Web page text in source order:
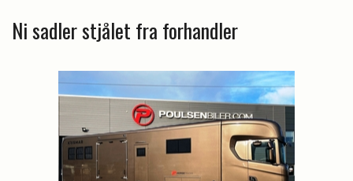
Ni sadler stjålet fra forhandler